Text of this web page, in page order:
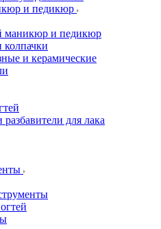
и педикюр
маникюр и педикюр
колпачки
и керамические
для лака